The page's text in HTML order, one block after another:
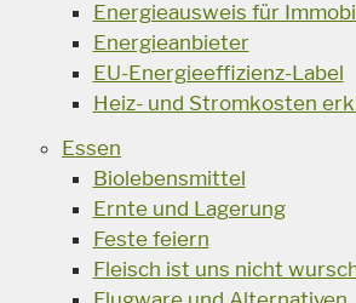
Energieausweis für
Energieanbieter
EU-Energieeffizienz-Label
Heiz- und Stromkosten
Essen
Biolebensmittel
Ernte und Lagerung
Feste feiern
Fleisch ist uns nicht